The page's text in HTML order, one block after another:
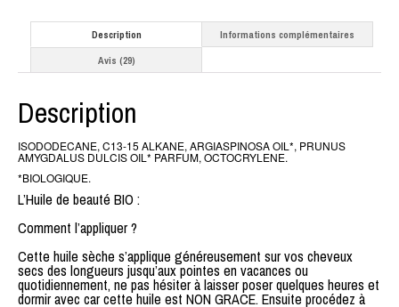
Description Informations complémentaires
Avis (29)
Description
ISODODECANE, C13-15 ALKANE, ARGIASPINOSA OIL*, PRUNUS
AMYGDALUS DULCIS OIL* PARFUM, OCTOCRYLENE.
*BIOLOGIQUE.
L’Huile de beauté BIO :
Comment l’appliquer ?
Cette huile sèche s’applique généreusement sur vos cheveux
secs des longueurs jusqu’aux pointes en vacances ou
quotidiennement, ne pas hésiter à laisser poser quelques heures et
dormir avec car cette huile est NON GRACE. Ensuite procédez à